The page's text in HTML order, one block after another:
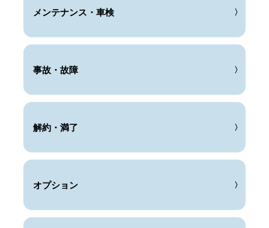
メンテナンス・車検
事故・故障
解約・満了
オプション